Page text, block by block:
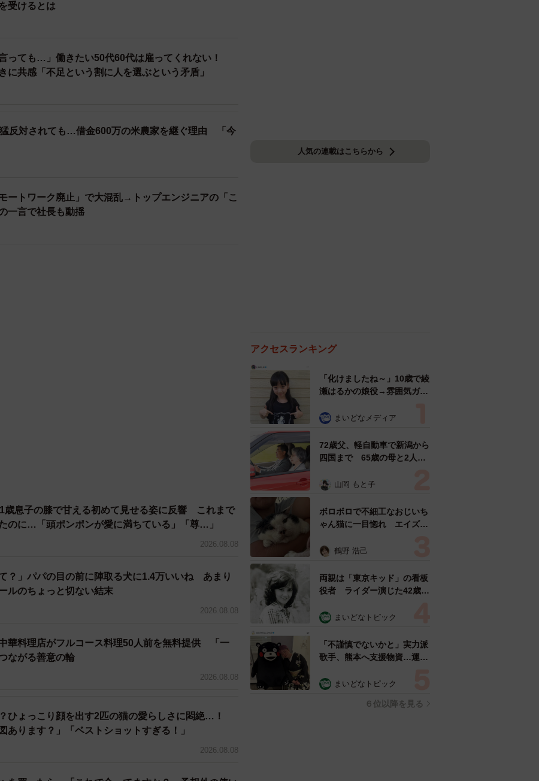
受けるとは
言っても…」働きたい50代60代は雇ってくれない！
に共感「不足という割に人を選ぶという矛盾」
反対されても…借金600万の米農家を継ぐ理由 「今
ートワーク廃止」で大混乱→トップエンジニアの「こ
一言で社長も動揺
息子の膝で甘える初めて見せる姿に反響 これまで
のに…「頭ポンポンが愛に満ちている」「尊…」
2026.08.08
？」パパの目の前に陣取る犬に1.4万いいね あまり
ルのちょっと切ない結末
2026.08.08
華料理店がフルコース料理50人前を無料提供 「一
ながる善意の輪
2026.08.08
ひょっこり顔を出す2匹の猫の愛らしさに悶絶…！
あります？」「ベストショットすぎる！」
2026.08.08
人気の連載はこちらから
アクセスランキング
「化けましたね～」10歳で綾
瀬はるかの娘役→雰囲気ガラ
雰囲気が」「宝塚に入れそ
まいどなメディア
72歳父、軽自動車で新潟から
四国まで 65歳の母と2人で
憩まで分刻み… 「大学生で
山岡 もと子
ボロボロで不細工なおじいち
ゃん猫に一目惚れ エイズだ
暮らすと「おじ猫」だって可
鶴野 浩己
両親は「東京キッド」の看板
役者 ライダー演じた42歳元
ングフォト」計画を明言
む」
まいどなトピック
「不謹慎でないかと」実力派
歌手、熊本へ支援物資…運搬
めらい 「痛いほど伝わる」
まいどなトピック
６位以降を見る